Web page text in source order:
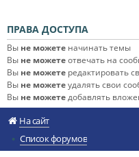
ПРАВА ДОСТУПА
Вы не можете начинать темы
Вы не можетеотвечать на
Вы не можете редактировать
Вы не можетеудалять свои
Вы не можетедобавлять
На сайт
Список форумов